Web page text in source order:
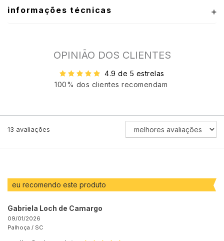
informações técnicas
OPINIÃO DOS CLIENTES
4.9 de 5 estrelas
100% dos clientes recomendam
13 avaliações
ORDENAR
eu recomendo este produto
Gabriela Loch de Camargo
09/01/2026
Palhoça / SC